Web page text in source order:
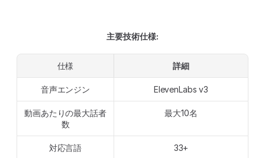
主要技術仕様:
仕様 詳細
音声エンジン ElevenLabs v3
動画あたりの最大話者
数
最大10名
対応言語 33+